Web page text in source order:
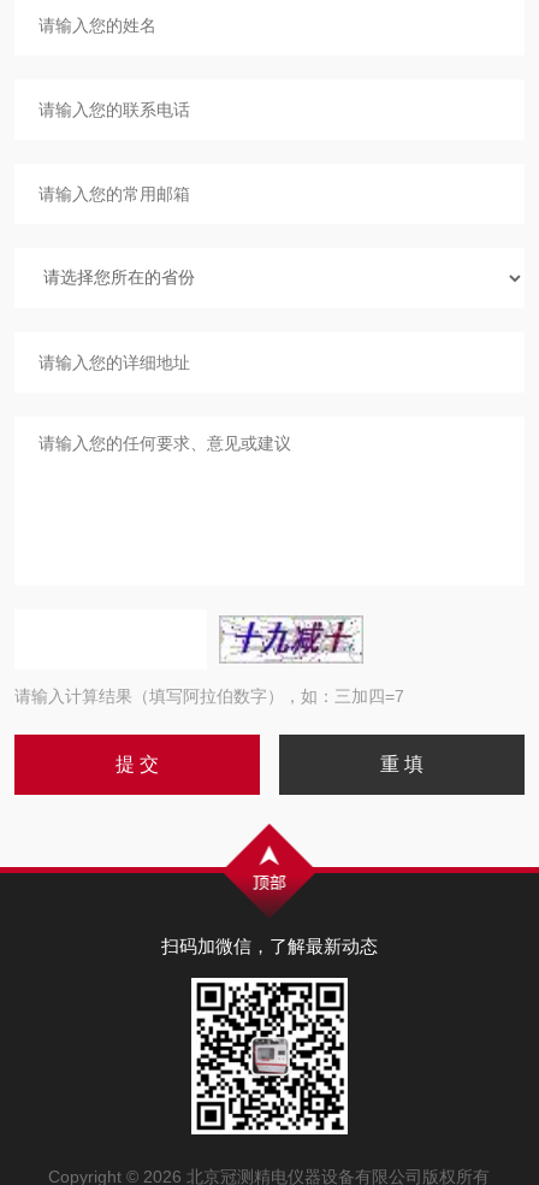
请输入计算结果（填写阿拉伯数字），如：三加四=7
扫码加微信，了解最新动态
Copyright © 2026 北京冠测精电仪器设备有限公司版权所有